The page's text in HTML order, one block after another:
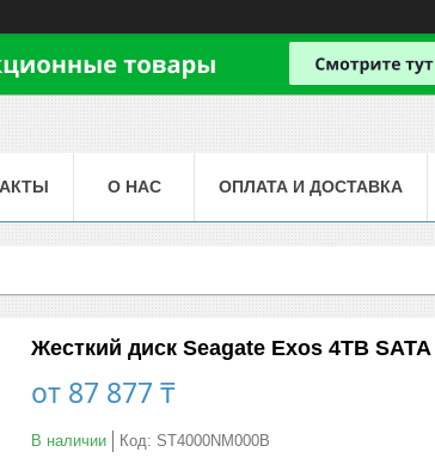
О НАС ОПЛАТА И ДОСТАВКА
Жесткий диск Seagate Exos 4TB
от 87 877 ₸
В наличии Код: ST4000NM000B